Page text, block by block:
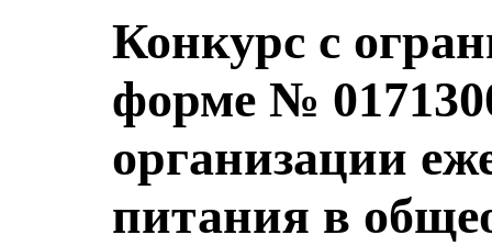
Конкурс с
форме №
организации
питания в